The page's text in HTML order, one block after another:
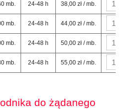
mb. 24-48 h 38,00 zł / mb.
mb. 24-48 h 44,00 zł / mb.
mb. 24-48 h 50,00 zł / mb.
mb. 24-48 h 55,00 zł / mb.
do żądanego